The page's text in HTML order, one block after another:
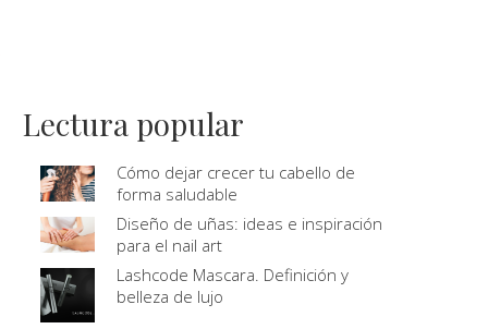
Lectura popular
Cómo dejar crecer tu cabello de
forma saludable
Diseño de uñas: ideas e inspiración
para el nail art
Lashcode Mascara. Definición y
belleza de lujo